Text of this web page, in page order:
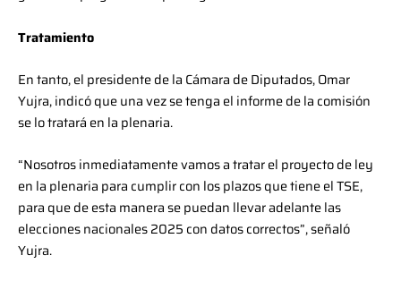
Tratamiento
En tanto, el presidente de la Cámara de Diputados, Omar
Yujra, indicó que una vez se tenga el informe de la comisión
se lo tratará en la plenaria.
“Nosotros inmediatamente vamos a tratar el proyecto de ley
en la plenaria para cumplir con los plazos que tiene el TSE,
para que de esta manera se puedan llevar adelante las
elecciones nacionales 2025 con datos correctos”, señaló
Yujra.